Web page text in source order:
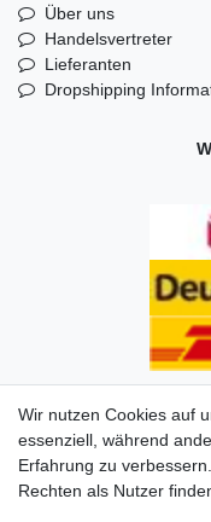
Über uns
Handelsvertreter
Lieferanten
Dropshipping
Impressum
Wir nutzen Cookies auf
essenziell, während
Erfahrung zu
Rechten als Nutzer